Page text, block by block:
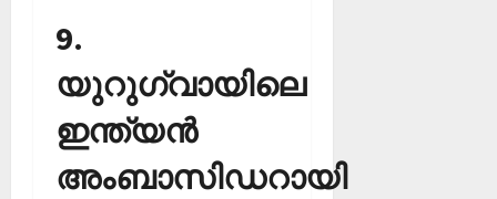
9.
യുറുഗ്വായിലെ
ഇന്ത്യന്‍
അംബാസിഡറായി